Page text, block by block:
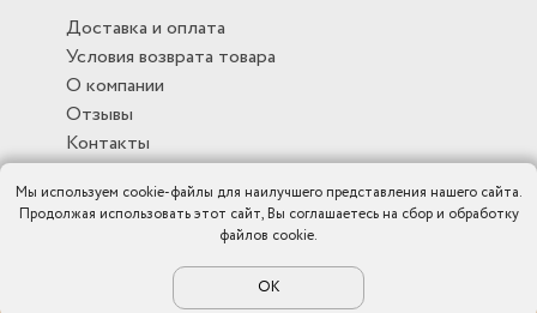
Доставка и оплата
Условия возврата товара
О компании
Отзывы
Контакты
Политика конфиденциальности|Публичная оферта
сайта
Мы используем cookie-файлы для наилучшего представления нашего сайта.
Продолжая использовать этот сайт, Вы соглашаетесь на сбор и обработку
файлов cookie.
ОК